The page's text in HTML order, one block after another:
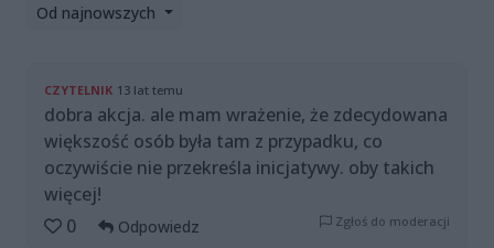
Od najnowszych
CZYTELNIK 13 lat temu
dobra akcja. ale mam wrażenie, że zdecydowana
większość osób była tam z przypadku, co
oczywiście nie przekreśla inicjatywy. oby takich
więcej!
0
Odpowiedz Zgłoś do moderacji